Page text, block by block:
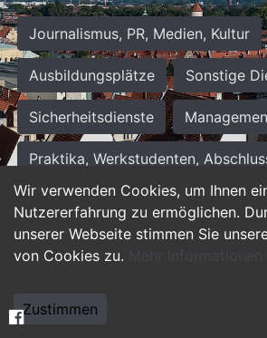
Wir verwenden Cookies, um Ihnen
Nutzererfahrung zu ermöglichen.
unserer Webseite stimmen Sie
von Cookies zu. Mehr Informationen
Zustimmen
Journalismus, PR, Medien, Kultur
Ausbildungsplätze Sonstige
Sicherheitsdienste
Praktika, Werkstudenten,
Personalwesen Assistenz,
Hilfskräfte, Aushilfs- und
Weiterbildung, Studium, duale